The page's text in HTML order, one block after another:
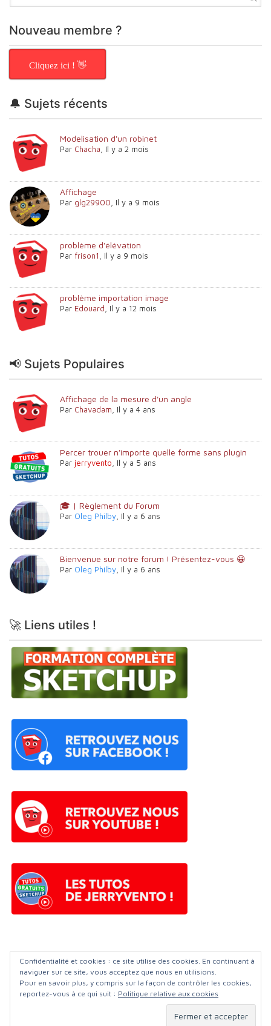
Nouveau membre ?
Cliquez ici ! 👋
🔔 Sujets récents
Modelisation d'un robinet
Par Chacha Il y a 2 mois
Affichage
Par glg29900 Il y a 9 mois
problème d'élévation
Par frison1 Il y a 9 mois
problème importation image
Par Edouard, Il y a 12 mois
📢 Sujets Populaires
Affichage de la mesure d'un angle
Par Chavadam, Il y a 4 ans
Percer trouer n'importe quelle forme sans plugin
Par jerryvento Il y a 5 ans
🎓 | Règlement du Forum
Par Oleg Philby Il y a 6 ans
Bienvenue sur notre forum ! Présentez-vous 😀
Par Oleg Philby Il y a 6 ans
🚀 Liens utiles !
©️ Apprendre-sketchup FORUM| 2023
✉️ Contact
Confidentialité et cookies : ce site utilise des cookies. En continuant à
naviguer sur ce site, vous acceptez que nous en utilisions.
Pour en savoir plus, y compris sur la façon de contrôler les cookies,
reportez-vous à ce qui suit : Politique relative aux cookies